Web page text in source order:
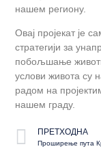
нашем региону.
Овај пројекат је
стратегији за
побољшање
услови живота су
радом на
нашем граду.
ПРЕТХОДНА